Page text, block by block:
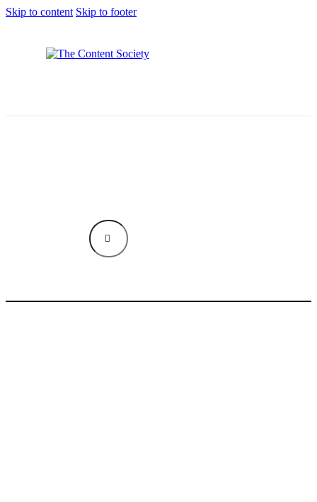
Skip to content Skip to footer